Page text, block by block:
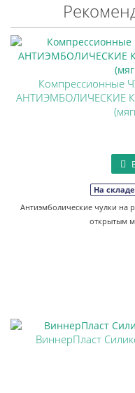
Компрессионные
АНТИЭМБОЛИЧЕСКИЕ
На складе
Антиэмболические чулки на
открытым
ВиннерПласт